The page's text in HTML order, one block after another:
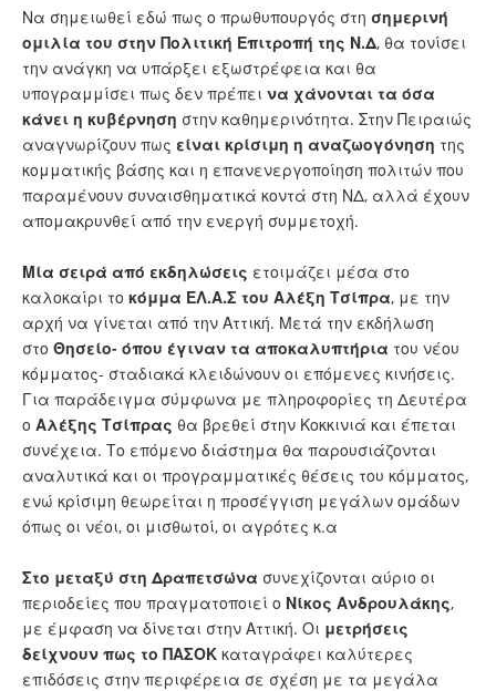
Να σημειωθεί εδώ πως ο πρωθυπουργός στη σημερινή
ομιλία του στην Πολιτική Επιτροπή της Ν.Δ, θα τονίσει
την ανάγκη να υπάρξει εξωστρέφεια και θα
υπογραμμίσει πως δεν πρέπει να χάνονται τα όσα
κάνει η κυβέρνηση στην καθημερινότητα. Στην Πειραιώς
αναγνωρίζουν πως είναι κρίσιμη η αναζωογόνηση της
κομματικής βάσης και η επανενεργοποίηση πολιτών που
παραμένουν συναισθηματικά κοντά στη ΝΔ, αλλά έχουν
απομακρυνθεί από την ενεργή συμμετοχή.
Μία σειρά από εκδηλώσεις ετοιμάζει μέσα στο
καλοκαίρι το κόμμα ΕΛ.Α.Σ του Αλέξη Τσίπρα, με την
αρχή να γίνεται από την Αττική. Μετά την εκδήλωση
στο Θησείο- όπου έγιναν τα αποκαλυπτήρια του νέου
κόμματος- σταδιακά κλειδώνουν οι επόμενες κινήσεις.
Για παράδειγμα σύμφωνα με πληροφορίες τη Δευτέρα
ο Αλέξης Τσίπρας θα βρεθεί στην Κοκκινιά και έπεται
συνέχεια. Το επόμενο διάστημα θα παρουσιάζονται
αναλυτικά και οι προγραμματικές θέσεις του κόμματος,
ενώ κρίσιμη θεωρείται η προσέγγιση μεγάλων ομάδων
όπως οι νέοι, οι μισθωτοί, οι αγρότες κ.α
Στο μεταξύ στη Δραπετσώνα συνεχίζονται αύριο οι
περιοδείες που πραγματοποιεί ο Νίκος Ανδρουλάκης,
με έμφαση να δίνεται στην Αττική. Οι μετρήσεις
δείχνουν πως το ΠΑΣΟΚ καταγράφει καλύτερες
επιδόσεις στην περιφέρεια σε σχέση με τα μεγάλα